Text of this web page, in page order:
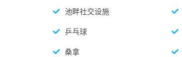
池畔社交设施
乒乓球
桑拿